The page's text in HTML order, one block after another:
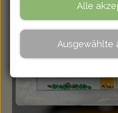
Alle
Ausgewählte